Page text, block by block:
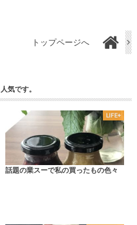
トップページへ
気です。
LIFE+
話題の業スーで私の買ったもの色々